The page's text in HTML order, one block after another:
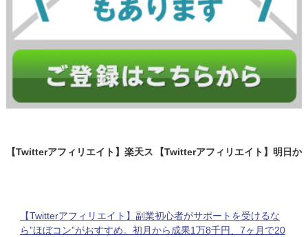
【Twitterアフィリエイト】楽天ス
【Twitterアフィリエイト】明日か
【Twitterアフィリエイト】副業初心者がサポートを受けるな
ら”ほぼコン”がおすすめ。初月から成果1万8千円、7ヶ月で20